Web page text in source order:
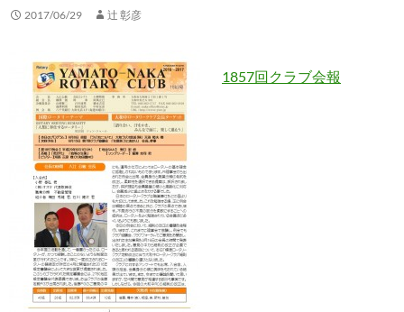
2017/06/29 辻 彰彦
1857回クラブ会報